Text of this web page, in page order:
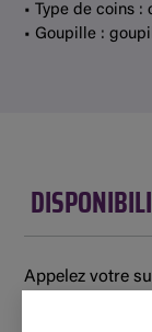
• Type de coins :
• Goupille :
Appelez votre